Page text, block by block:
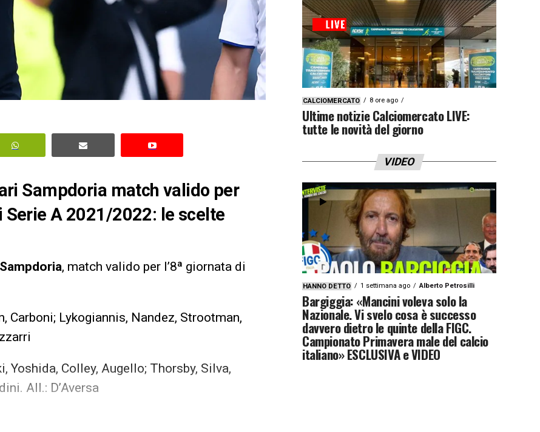
Sampdoria match valido per
Serie A 2021/2022: le scelte
, match valido per l’8ª giornata di
Carboni; Lykogiannis, Nandez, Strootman,
Yoshida, Colley, Augello; Thorsby, Silva,
All.: D’Aversa
CALCIOMERCATO 8 ore ago
Ultime notizie Calciomercato LIVE:
tutte le novità del giorno
VIDEO
HANNO DETTO 1 settimana ago Alberto Petrosilli
Bargiggia: «Mancini voleva solo la
Nazionale. Vi svelo cosa è successo
davvero dietro le quinte della FIGC.
Campionato Primavera male del calcio
italiano» ESCLUSIVA e VIDEO